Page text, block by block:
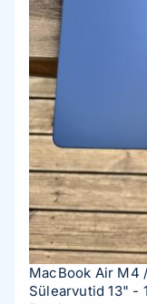
MacBook Air M4
Sülearvutid 13" -